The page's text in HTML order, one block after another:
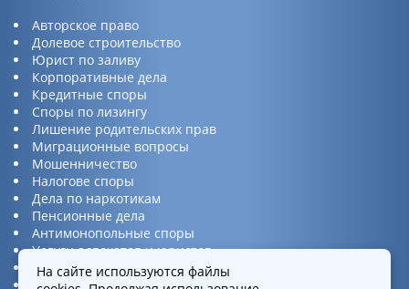
Авторское право
Долевое строительство
Юрист по заливу
Корпоративные дела
Кредитные споры
Споры по лизингу
Лишение родительских прав
Миграционные вопросы
Мошенничество
Налогове споры
Дела по наркотикам
Пенсионные дела
Антимонопольные споры
Услуги адвокатов и юристов
Юридическая консультация
Споры по ДТП
На сайте используются файлы